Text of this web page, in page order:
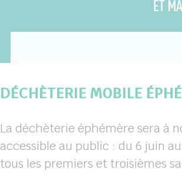
DÉCHÈTERIE MOBILE
La déchèterie éphémère sera à
accessible au public : du 6 juin
tous les premiers et troisièmes